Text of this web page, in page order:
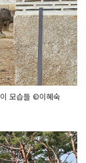
모습들 ©이혜숙